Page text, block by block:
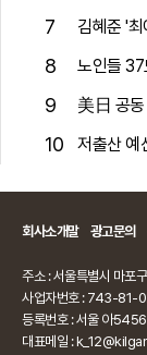
7 김혜준 '
8 노인들 37
9 美日 공동
10 저출산 예
회사소개말 광고문의
주소 : 서울특별시 마포
사업자번호 : 743-81-
등록번호 : 서울 아
대표메일 :